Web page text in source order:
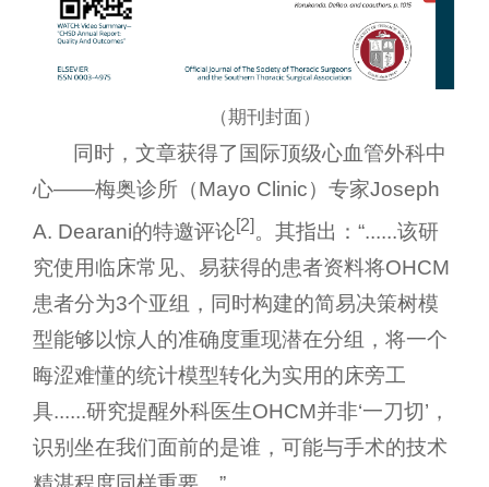
（期刊封面）
同时，文章获得了国际顶级心血管外科中
心——梅奥诊所（Mayo Clinic）专家Joseph
A. Dearani的特邀评论[2] 。其指出：“......该研
究使用临床常见、易获得的患者资料将OHCM
患者分为3个亚组，同时构建的简易决策树模
型能够以惊人的准确度重现潜在分组，将一个
晦涩难懂的统计模型转化为实用的床旁工
具......研究提醒外科医生OHCM并非‘一刀切’，
识别坐在我们面前的是谁，可能与手术的技术